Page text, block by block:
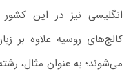
انگلیسی نیز در این
کالج‌های روسیه علاوه بر
می‌شوند؛ به عنوان مثال،